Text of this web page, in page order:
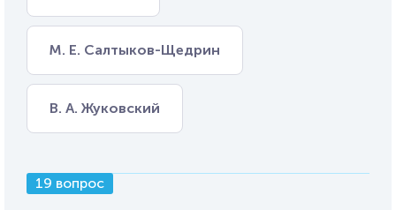
М. Е. Салтыков-Щедрин
В. А. Жуковский
19 вопрос